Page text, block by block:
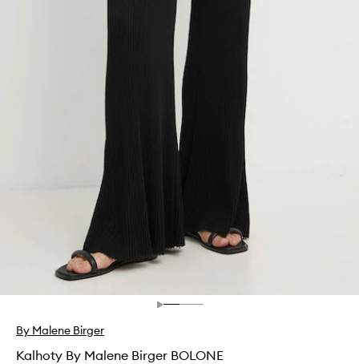
By Malene Birger
Kalhoty By Malene Birger BOLONE